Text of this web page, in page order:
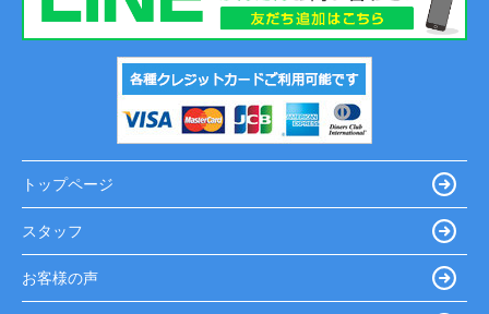
トップページ
スタッフ
お客様の声